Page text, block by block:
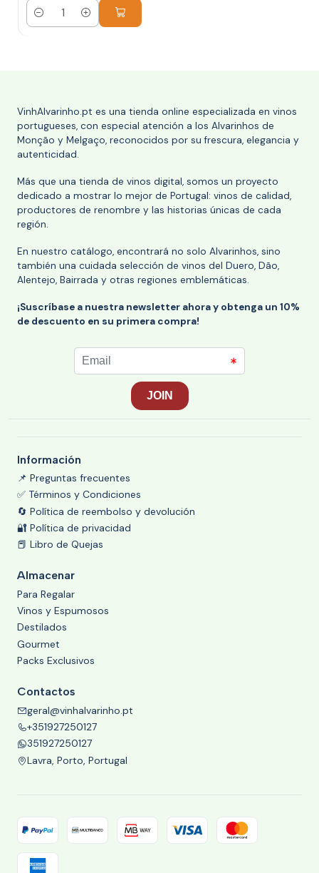
Cantidad
VinhAlvarinho.pt es una tienda online especializada en vinos
portugueses, con especial atención a los Alvarinhos de
Monção y Melgaço, reconocidos por su frescura, elegancia y
autenticidad.
Más que una tienda de vinos digital, somos un proyecto
dedicado a mostrar lo mejor de Portugal: vinos de calidad,
productores de renombre y las historias únicas de cada
región.
En nuestro catálogo, encontrará no solo Alvarinhos, sino
también una cuidada selección de vinos del Duero, Dão,
Alentejo, Bairrada y otras regiones emblemáticas.
¡Suscríbase a nuestra newsletter ahora y obtenga un 10%
de descuento en su primera compra!
Información
📌 Preguntas frecuentes
✅ Términos y Condiciones
🔄 Política de reembolso y devolución
🔐 Política de privacidad
📕 Libro de Quejas
Almacenar
Para Regalar
Vinos y Espumosos
Destilados
Gourmet
Packs Exclusivos
Contactos
geral@vinhalvarinho.pt
+351927250127
351927250127
Lavra, Porto, Portugal